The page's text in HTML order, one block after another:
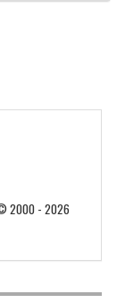
© 2000 - 2026